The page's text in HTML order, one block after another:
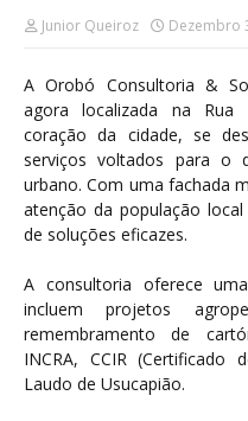
Junior Queiroz Dezembro
A Orobó Consultoria &
agora localizada na Rua
coração da cidade, se
serviços voltados para o
urbano. Com uma fachada
atenção da população
de soluções eficazes.
A consultoria oferece
incluem projetos
remembramento de
INCRA, CCIR
Laudo de Usucapião.